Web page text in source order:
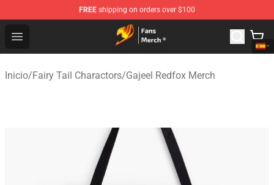
FREE shipping on orders over $100
Open menu
Fairy Tail Store - Official Fairy Tail Merchandise Shop
Inicio/Fairy Tail Charactors/Gajeel Redfox Merch